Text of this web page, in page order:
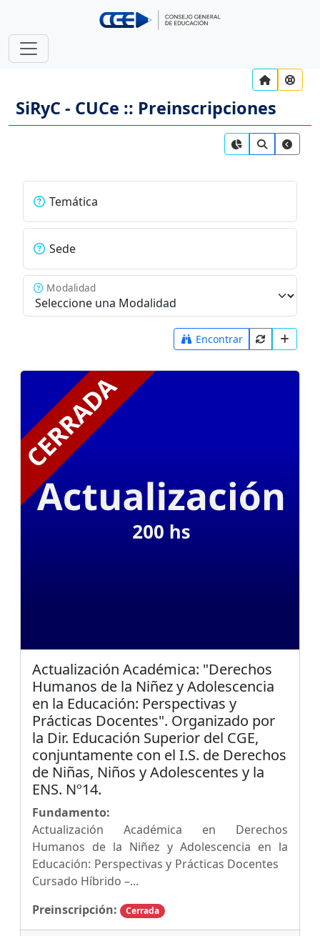
SiRyC - CUCe :: Preinscripciones
Temática
Sede
Modalidad
Encontrar
Actualización Académica: "Derechos
Humanos de la Niñez y Adolescencia
en la Educación: Perspectivas y
Prácticas Docentes". Organizado por
la Dir. Educación Superior del CGE,
conjuntamente con el I.S. de Derechos
de Niñas, Niños y Adolescentes y la
ENS. Nº14.
Fundamento:
Actualización Académica en Derechos
Humanos de la Niñez y Adolescencia en la
Educación: Perspectivas y Prácticas Docentes
Cursado Híbrido –...
Preinscripción:
Cerrada